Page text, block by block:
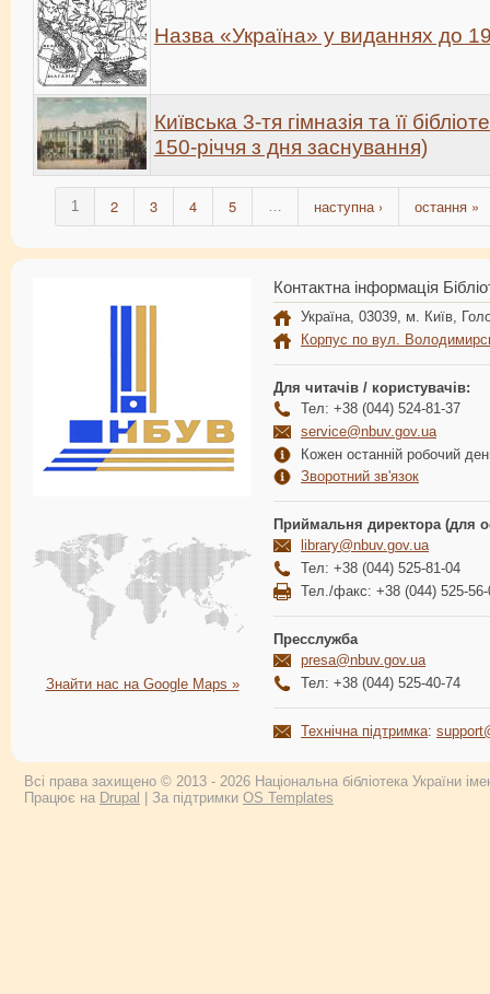
Назва «Україна» у виданнях до
Київська 3-тя гімназія та її
150-річчя з дня заснування)
1 2 3 4 5 наступна › остання »
Знайти нас на Google Maps »
Контактна інформація
Україна, 03039, м. Київ,
Корпус по вул.
Для читачів / користувачів:
Тел: +38 (044) 524-81-37
service@nbuv.gov.ua
Кожен останній робочий
Зворотний зв'язок
Приймальня директора (для
library@nbuv.gov.ua
Тел: +38 (044) 525-81-04
Тел./факс: +38 (044) 525-56-
Пресслужба
presa@nbuv.gov.ua
Тел: +38 (044) 525-40-74
Технічна підтримка:
Всі права захищено © 2013 - 2026 Національна бібліотека України
Працює на Drupal | За підтримки OS Templates